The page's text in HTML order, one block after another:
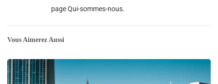
page Qui-sommes-nous.
Vous Aimerez Aussi